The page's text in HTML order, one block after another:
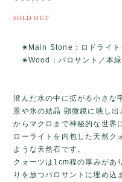
SOLD OUT
✬Main Stone：ロドライト
✬Wood：パロサント／本
澄んだ水の中に拡がる小さな
景や氷の結晶 顕微鏡に映し
からマクロまで神秘的な世界
ローライトを内包した天然ク
ような天然石です。
クォーツは1cm程の厚みがあ
りを放つパロサントに埋め込